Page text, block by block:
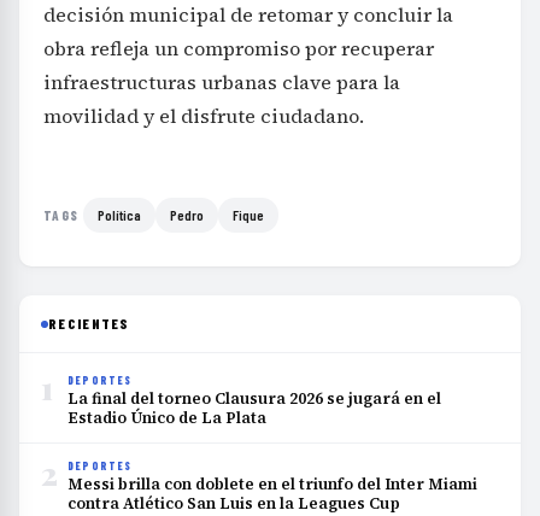
decisión municipal de retomar y concluir la
obra refleja un compromiso por recuperar
infraestructuras urbanas clave para la
movilidad y el disfrute ciudadano.
TAGS Política Pedro Fique
RECIENTES
1 DEPORTES
La final del torneo Clausura 2026 se jugará en el
Estadio Único de La Plata
2 DEPORTES
Messi brilla con doblete en el triunfo del Inter Miami
contra Atlético San Luis en la Leagues Cup